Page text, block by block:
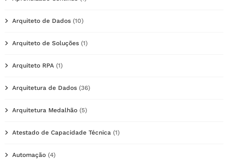
Arquiteto de Dados (10)
Arquiteto de Soluções (1)
Arquiteto RPA (1)
Arquitetura de Dados (36)
Arquitetura Medalhão (5)
Atestado de Capacidade Técnica (1)
Automação (4)